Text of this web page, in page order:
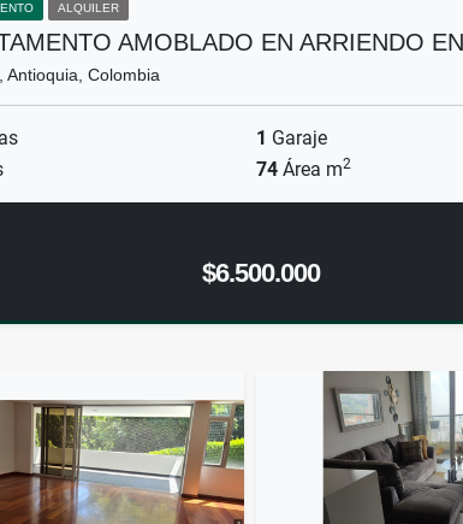
ALQUILER
AMOBLADO EN ARRIENDO
Antioquia, Colombia
1 Garaje
74 Área m2
$6.500.000